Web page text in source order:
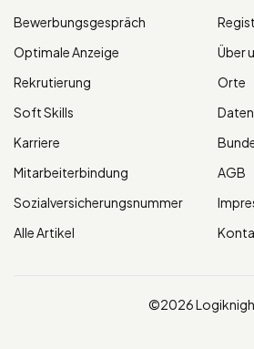
Bewerbungsgespräch
Optimale Anzeige
Rekrutierung
Soft Skills
Karriere
Mitarbeiterbindung
Sozialversicherungsnummer
Alle Artikel
Über
Orte
AGB
©2026